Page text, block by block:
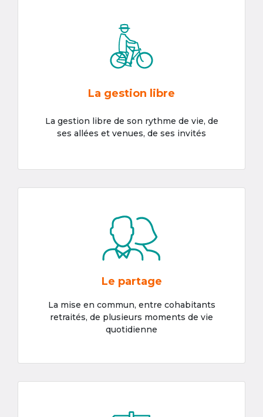
La gestion libre
La gestion libre de son rythme de vie, de
ses allées et venues, de ses invités
Le partage
La mise en commun, entre cohabitants
retraités, de plusieurs moments de vie
quotidienne